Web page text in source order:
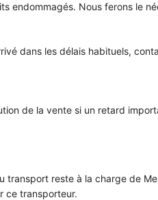
endommagés. Nous ferons le
dans les délais habituels,
de la vente si un retard
reste à la charge de
ce transporteur.